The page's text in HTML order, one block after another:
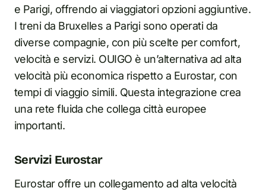
e Parigi, offrendo ai viaggiatori opzioni aggiuntive.
I treni da Bruxelles a Parigi sono operati da
diverse compagnie, con più scelte per comfort,
velocità e servizi. OUIGO è un’alternativa ad alta
velocità più economica rispetto a Eurostar, con
tempi di viaggio simili. Questa integrazione crea
una rete fluida che collega città europee
importanti.
Servizi Eurostar
Eurostar offre un collegamento ad alta velocità